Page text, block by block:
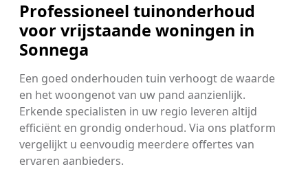
Professioneel tuinonderhoud
voor vrijstaande woningen in
Sonnega
Een goed onderhouden tuin verhoogt de waarde
en het woongenot van uw pand aanzienlijk.
Erkende specialisten in uw regio leveren altijd
efficiënt en grondig onderhoud. Via ons platform
vergelijkt u eenvoudig meerdere offertes van
ervaren aanbieders.